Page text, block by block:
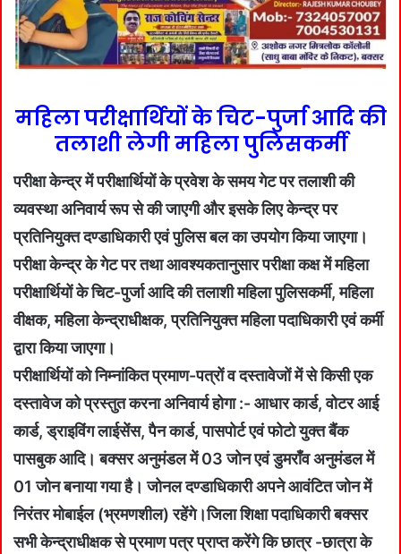
महिला परीक्षार्थियों के चिट-पुर्जा आदि की
तलाशी लेगी महिला पुलिसकर्मी
परीक्षा केन्द्र में परीक्षार्थियों के प्रवेश के समय गेट पर तलाशी की
व्यवस्था अनिवार्य रूप से की जाएगी और इसके लिए केन्द्र पर
प्रतिनियुक्त दण्डाधिकारी एवं पुलिस बल का उपयोग किया जाएगा।
परीक्षा केन्द्र के गेट पर तथा आवश्यकतानुसार परीक्षा कक्ष में महिला
परीक्षार्थियों के चिट-पुर्जा आदि की तलाशी महिला पुलिसकर्मी, महिला
वीक्षक, महिला केन्द्राधीक्षक, प्रतिनियुक्त महिला पदाधिकारी एवं कर्मी
द्वारा किया जाएगा।
परीक्षार्थियों को निम्नांकित प्रमाण-पत्रों व दस्तावेजों में से किसी एक
दस्तावेज को प्रस्तुत करना अनिवार्य होगा :- आधार कार्ड, वोटर आई
कार्ड, ड्राइविंग लाईसेंस, पैन कार्ड, पासपोर्ट एवं फोटो युक्त बैंक
पासबुक आदि। बक्सर अनुमंडल में 03 जोन एवं डुमराँव अनुमंडल में
01 जोन बनाया गया है। जोनल दण्डाधिकारी अपने आवंटित जोन में
निरंतर मोबाईल (भ्रमणशील) रहेंगे।जिला शिक्षा पदाधिकारी बक्सर
सभी केन्द्राधीक्षक से प्रमाण पत्र प्राप्त करेंगे कि छात्र -छात्रा के